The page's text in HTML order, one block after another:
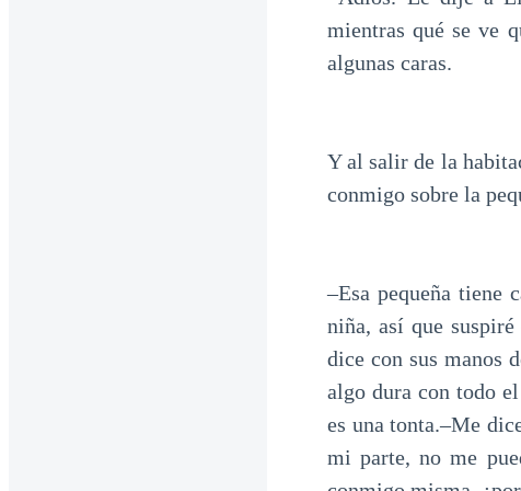
mientras qué se ve
algunas caras.
Y al salir de la
conmigo sobre la
–Esa pequeña tiene
niña, así que
dice con sus manos
algo dura con todo
es una tonta.–Me
mi parte, no me